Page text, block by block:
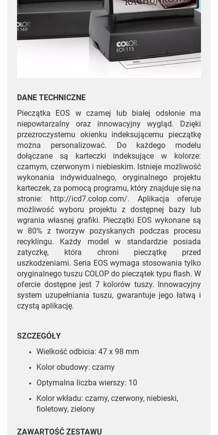
DANE TECHNICZNE
Pieczątka EOS w czarnej lub białej odsłonie ma
niepowtarzalny oraz innowacyjny wygląd. Dzięki
przezroczystemu okienku indeksującemu pieczątkę
można personalizować. Do każdego modelu
dołączane są karteczki indeksujące w kolorze:
czarnym, czerwonym i niebieskim. Istnieje możliwość
wykonania indywidualnego, oryginalnego projektu
karteczek, za pomocą programu, który znajduje się na
stronie: http://icd7.colop.com/. Aplikacja oferuje
możliwość wyboru projektu z dostępnej bazy lub
wgrania własnej grafiki. Pieczątki EOS wykonane są
w 80% z tworzyw pozyskanych podczas procesu
recyklingu. Każdy model w standardzie posiada
zatyczkę, która chroni pieczątkę przed
uszkodzeniami. Seria EOS wymaga stosowania tylko
oryginalnego tuszu COLOP do pieczątek typu flash. W
ofercie dostępne jest 7 kolorów tuszy. Innowacyjny
system uzupełniania tuszu, gwarantuje jego łatwą i
czystą aplikację.
SZCZEGÓŁY
Wielkość odbicia: 47 x 98 mm
Kolor obudowy: czarny
Optymalna liczba wierszy: 10
Kolor wkładu: czarny, czerwony, niebieski,
fioletowy, zielony
ZAWARTOŚĆ ZESTAWU